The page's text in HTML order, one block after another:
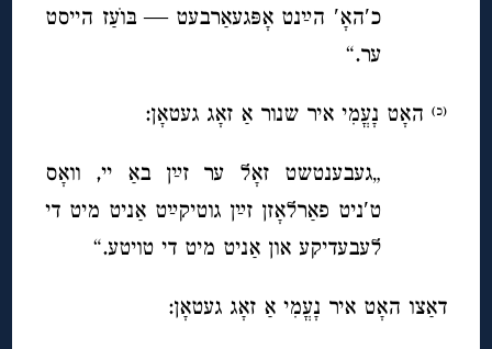
כ′האָ′ הײַנט אָפּגעאַרבעט — בּוׂעַז הייסט
ער.“
(כ) האָט נָעֳמִי איר שנור אַ זאָג געטאָן:
„געבענטשט זאָל ער זײַן באַ יי, וואָס
ט′ניט פאַרלאָזן זײַן גוטיקײַט אַניט מיט די
לעבעדיקע און אַניט מיט די טויטע.“
דאַצו האָט איר נָעֳמִי אַ זאָג געטאָן: